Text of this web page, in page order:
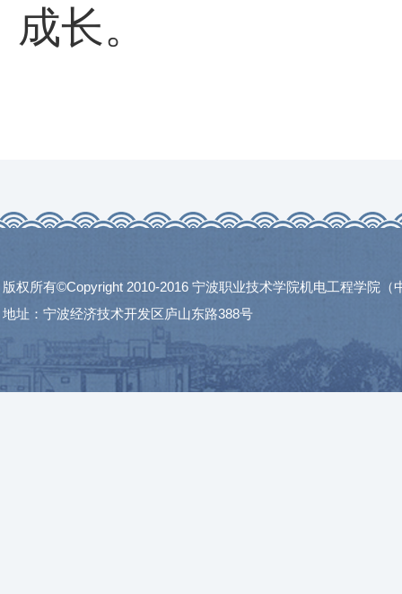
成长。
版权所有©Copyright 2010-2016 宁波职业技术学院机电工程学院（
地址：宁波经济技术开发区庐山东路388号